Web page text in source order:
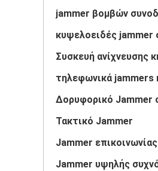
jammer βομβών
κυψελοειδές jammer
Συσκευή ανίχνευσης
Δορυφορικό Jammer
Τακτικό Jammer
Jammer επικοινωνίας
Jammer υψηλής